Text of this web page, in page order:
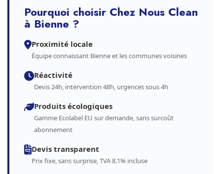
Pourquoi choisir Chez Nous Clean
à Bienne ?
Proximité locale
Équipe connaissant Bienne et les communes voisines
Réactivité
Devis 24h, intervention 48h, urgences sous 4h
Produits écologiques
Gamme Ecolabel EU sur demande, sans surcoût
abonnement
Devis transparent
Prix fixe, sans surprise, TVA 8.1% incluse